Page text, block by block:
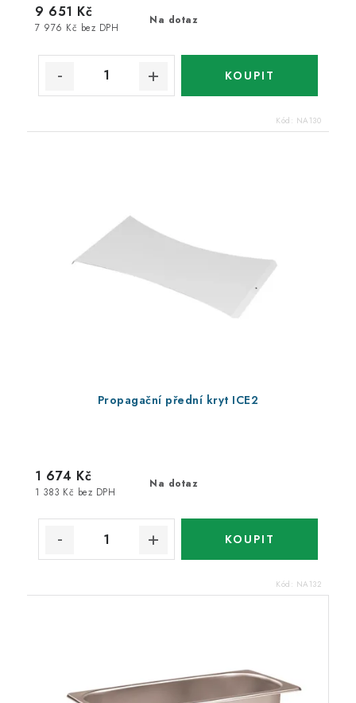
Na dotaz
7 976 Kč bez DPH
9 651 Kč
Kód: NA130
Propagační přední kryt ICE2
Na dotaz
1 383 Kč bez DPH
1 674 Kč
Kód: NA132